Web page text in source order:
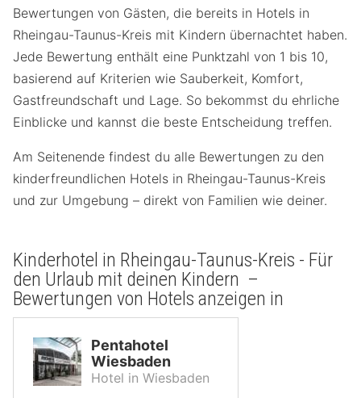
Bewertungen von Gästen, die bereits in Hotels in
Rheingau-Taunus-Kreis mit Kindern übernachtet haben.
Jede Bewertung enthält eine Punktzahl von 1 bis 10,
basierend auf Kriterien wie Sauberkeit, Komfort,
Gastfreundschaft und Lage. So bekommst du ehrliche
Einblicke und kannst die beste Entscheidung treffen.
Am Seitenende findest du alle Bewertungen zu den
kinderfreundlichen Hotels in Rheingau-Taunus-Kreis
und zur Umgebung – direkt von Familien wie deiner.
Kinderhotel in Rheingau-Taunus-Kreis - Für
den Urlaub mit deinen Kindern –
Bewertungen von Hotels anzeigen in
Pentahotel
Wiesbaden
Hotel in Wiesbaden